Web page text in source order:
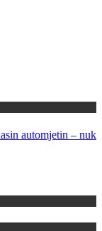
automjetin – nuk